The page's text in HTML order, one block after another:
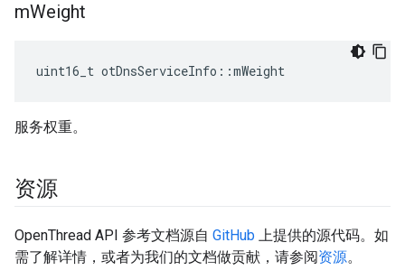
mWeight
uint16_t otDnsServiceInfo ::mWeight
服务权重。
资源
OpenThread API 参考文档源自 GitHub 上提供的源代码。如
需了解详情，或者为我们的文档做贡献，请参阅资源。